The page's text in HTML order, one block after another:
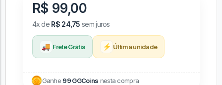
R$ 99,00
4x de R$ 24,75 sem juros
🚚 Frete Grátis ⚡ Última unidade
Ganhe 99 GGCoins nesta compra